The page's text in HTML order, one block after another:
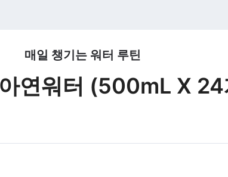
매일 챙기는 워터 루틴
연워터 (500mL X